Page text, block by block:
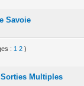
Savoie
: 1 2 )
Sorties Multiples